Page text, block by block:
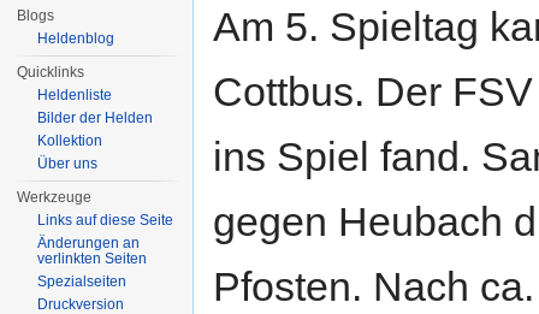
Am 5. Spieltag
Cottbus. Der
ins Spiel fand.
gegen Heubach
Pfosten. Nach
Blogs
Heldenblog
Quicklinks
Heldenliste
Bilder der Helden
Kollektion
Über uns
Werkzeuge
Links auf diese Seite
Änderungen an
verlinkten Seiten
Spezialseiten
Druckversion